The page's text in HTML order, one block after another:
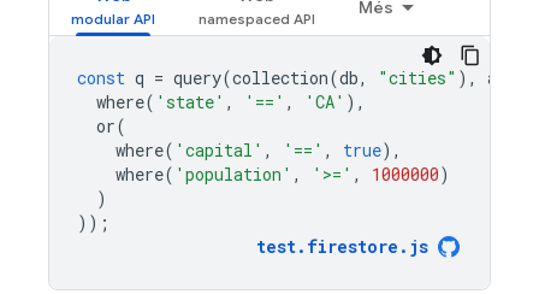
Més
const q = query(collection(db, "cities" ), and
where( 'state' , '==' , 'CA' ),
or(
where( 'capital' , '==' , true),
where( 'population' , '>=' , 1000000)
)
));
test. firestore . js